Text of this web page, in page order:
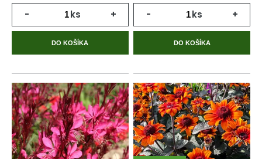
- ks +
DO KOŠÍKA
- ks +
DO KOŠÍKA